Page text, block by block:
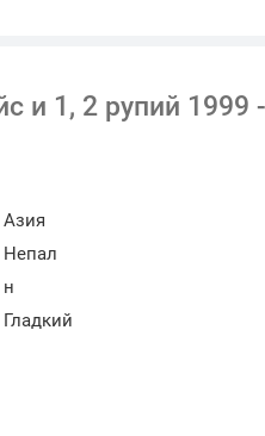
и 1, 2 рупий 1999
Азия
Непал
н
Гладкий